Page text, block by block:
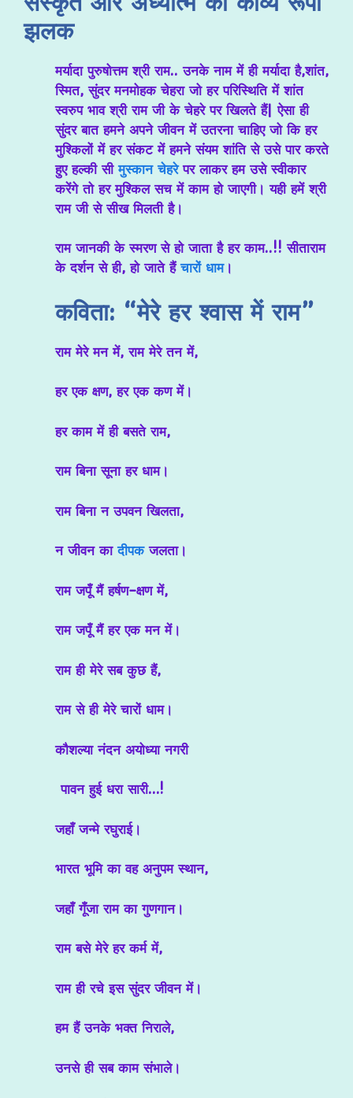
झलक
मर्यादा पुरुषोत्तम श्री राम.. उनके नाम में ही मर्यादा है,शांत,
स्मित, सुंदर मनमोहक चेहरा जो हर परिस्थिति में शांत
स्वरुप भाव श्री राम जी के चेहरे पर खिलते हैं| ऐसा ही
सुंदर बात हमने अपने जीवन में उतरना चाहिए जो कि हर
मुश्किलों में हर संकट में हमने संयम शांति से उसे पार करते
हुए हल्की सीमुस्कान चेहरेपर लाकर हम उसे स्वीकार
करेंगे तो हर मुश्किल सच में काम हो जाएगी। यही हमें श्री
राम जी से सीख मिलती है।
राम जानकी के स्मरण से हो जाता है हर काम..!! सीताराम
के दर्शन से ही, हो जाते हैंचारों धाम।
कविता: “मेरे हर श्वास में राम”
राम मेरे मन में, राम मेरे तन में,
हर एक क्षण, हर एक कण में।
हर काम में ही बसते राम,
राम बिना सूना हर धाम।
राम बिना न उपवन खिलता,
न जीवन कादीपकजलता।
राम जपूँ मैं हर्षण-क्षण में,
राम जपूँ मैं हर एक मन में।
राम ही मेरे सब कुछ हैं,
राम से ही मेरे चारों धाम।
कौशल्या नंदन अयोध्या नगरी
पावन हुई धरा सारी…!
जहाँ जन्मे रघुराई।
भारत भूमि का वह अनुपम स्थान,
जहाँ गूँजा राम का गुणगान।
राम बसे मेरे हर कर्म में,
राम ही रचे इस सुंदर जीवन में।
हम हैं उनके भक्त निराले,
उनसे ही सब काम संभाले।